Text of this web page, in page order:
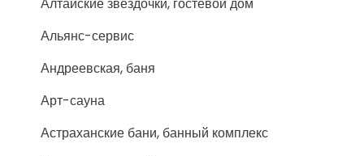
Алтайские звездочки, гостевой дом
Альянс-сервис
Андреевская, баня
Арт-сауна
Астраханские бани, банный комплекс